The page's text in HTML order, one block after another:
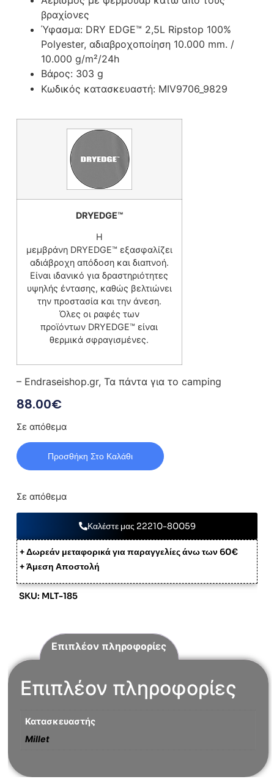
βραχίονες
Ύφασμα: DRY EDGE™ 2,5L Ripstop 100%
Polyester, αδιαβροχοποίηση 10.000 mm. /
10.000 g/m²/24h
Βάρος: 303 g
Κωδικός κατασκευαστή: MIV9706_9829
DRYEDGE™
Η
μεμβράνη DRYEDGE™ εξασφαλίζει
αδιάβροχη απόδοση και διαπνοή.
Είναι ιδανικό για δραστηριότητες
υψηλής έντασης, καθώς βελτιώνει
την προστασία και την άνεση.
Όλες οι ραφές των
προϊόντων DRYEDGE™ είναι
θερμικά σφραγισμένες.
– Endraseishop.gr, Τα πάντα για το camping
88.00€
Σε απόθεμα
Προσθήκη Στο Καλάθι
Σε απόθεμα
Καλέστε μας 22210-80059
+ Δωρεάν μεταφορικά για παραγγελίες άνω των 60€
+ Άμεση Αποστολή
SKU: MLT-185
Επιπλέον πληροφορίες
Επιπλέον πληροφορίες
Κατασκευαστής
Millet